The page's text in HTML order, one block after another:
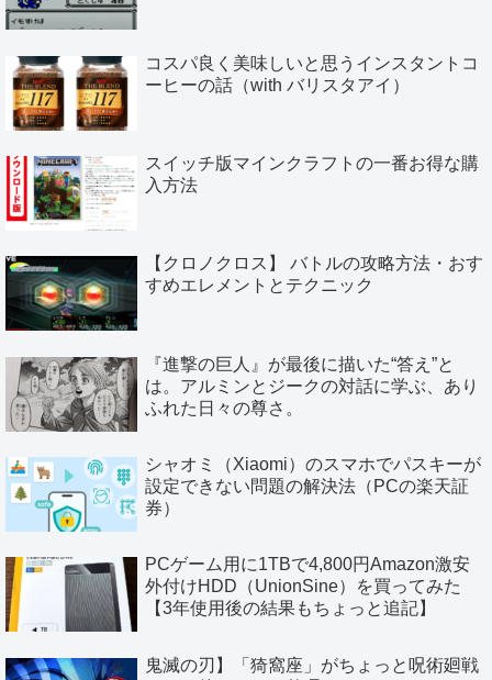
コスパ良く美味しいと思うインスタントコ
ーヒーの話（with バリスタアイ）
スイッチ版マインクラフトの一番お得な購
入方法
【クロノクロス】 バトルの攻略方法・おす
すめエレメントとテクニック
『進撃の巨人』が最後に描いた“答え”と
は。アルミンとジークの対話に学ぶ、あり
ふれた日々の尊さ。
シャオミ（Xiaomi）のスマホでパスキーが
設定できない問題の解決法（PCの楽天証
券）
PCゲーム用に1TBで4,800円Amazon激安
外付けHDD（UnionSine）を買ってみた
【3年使用後の結果もちょっと追記】
鬼滅の刃】「猗窩座」がちょっと呪術廻戦